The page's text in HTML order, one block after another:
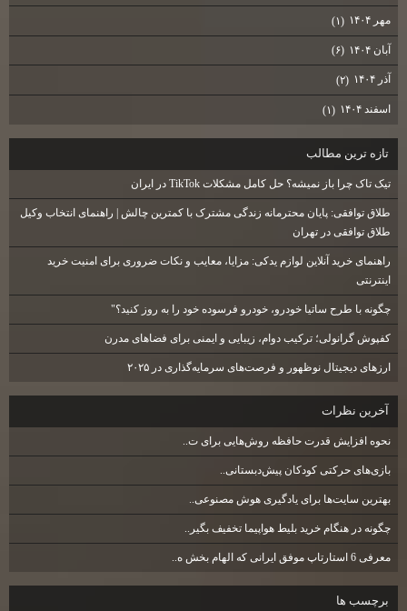
مهر ۱۴۰۴ (۱)
آبان ۱۴۰۴ (۶)
آذر ۱۴۰۴ (۲)
اسفند ۱۴۰۴ (۱)
تازه ترين مطالب
تیک تاک چرا باز نمیشه؟ حل کامل مشکلات TikTok در ایران
طلاق توافقی: پایان محترمانه زندگی مشترک با کمترین چالش | راهنمای انتخاب وکیل
طلاق توافقی در تهران
راهنمای خرید آنلاین لوازم یدکی: مزایا، معایب و نکات ضروری برای امنیت خرید
اینترنتی
چگونه با طرح ساتیا خودرو، خودرو فرسوده خود را به روز کنید؟"
کفپوش گرانولی؛ ترکیب دوام، زیبایی و ایمنی برای فضاهای مدرن
ارزهای دیجیتال نوظهور و فرصت‌های سرمایه‌گذاری در ۲۰۲۵
آخرين نظرات
نحوه افزایش قدرت حافظه روش‌هایی برای ت..
بازی‌های حرکتی کودکان پیش‌دبستانی..
بهترین سایت‌ها برای یادگیری هوش مصنوعی..
چگونه در هنگام خرید بلیط هواپیما تخفیف بگیر..
معرفی 6 استارتاپ موفق ایرانی که الهام بخش ه..
برچسب ها